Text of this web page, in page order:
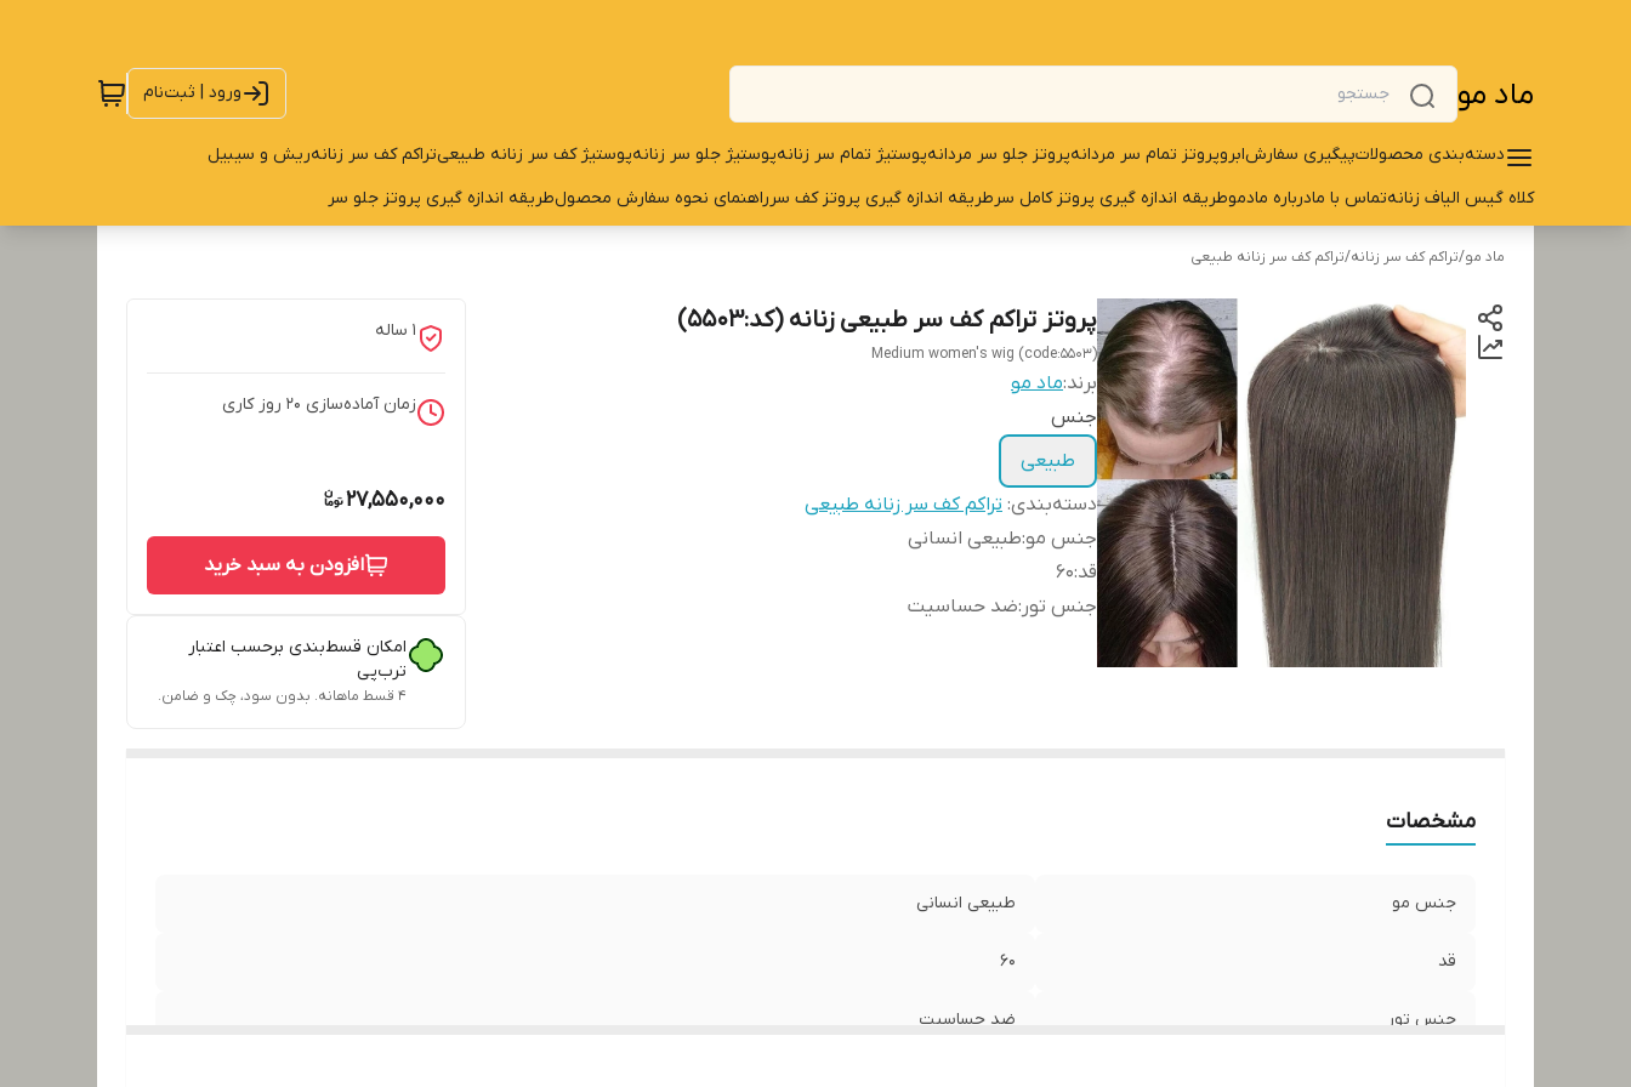
ماد مو ورود | ثبت‌نام
دسته‌بندی محصولاتپیگیری سفارشابروپروتز تمام سر مردانهپروتز جلو سر مردانهپوستیژ تمام سر زنانهپوستیژ جلو سر زنانهپوستیژ کف سر زنانه طبیعیتراکم کف سر زنانهریش و سیبیل
کلاه گیس الیاف زنانهتماس با مادرباره مادموطریقه اندازه گیری پروتز کامل سرطریقه اندازه گیری پروتز کف سرراهنمای نحوه سفارش محصولطریقه اندازه گیری پروتز جلو سر
ماد مو/تراکم کف سر زنانه/تراکم کف سر زنانه طبیعی
پروتز تراکم کف سر طبیعی زنانه (کد:5503)
Medium women's wig (code:5503)
برند:ماد مو
جنس
طبیعی
دسته‌بندی: تراکم کف سر زنانه طبیعی
جنس مو:طبیعی انسانی
قد:
60
جنس تور :ضد حساسیت
1 ساله
زمان آماده‌سازی 20 روز کاری
27,550,000
افزودن به سبد خرید
امکان قسط‌بندی برحسب اعتبار
ترب‌پی
۴ قسط ماهانه. بدون سود، چک و ضامن.
مشخصات
جنس مو طبیعی انسانی
قد 60
جنس تور ضد حساسیت